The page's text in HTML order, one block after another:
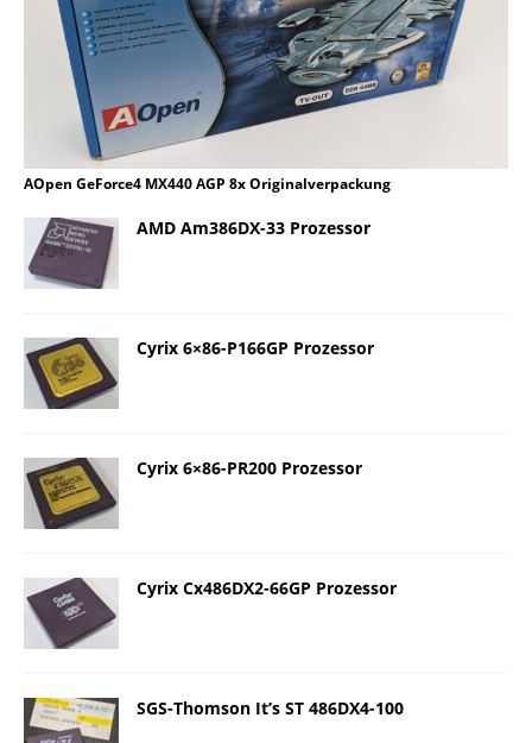
AOpen GeForce4 MX440 AGP 8x Originalverpackung
AMD Am386DX-33 Prozessor
Cyrix 6×86-P166GP Prozessor
Cyrix 6×86-PR200 Prozessor
Cyrix Cx486DX2-66GP Prozessor
SGS-Thomson It’s ST 486DX4-100